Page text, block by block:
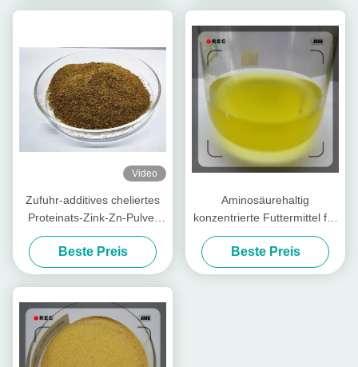
Video
Zufuhr-additives cheliertes
Proteinats-Zink-Zn-Pulver
mit Rohprotein für
Futtermühle
Beste Preis
Aminosäurehaltig
konzentrierte Futtermittel für
Geflügel und Vieh
Beste Preis